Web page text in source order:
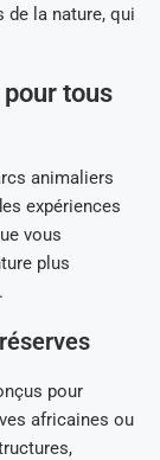
de la nature, qui
tous
animaliers
expériences
vous
plus
pour
africaines ou